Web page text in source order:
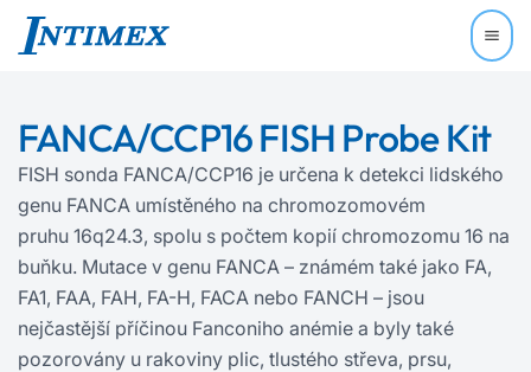
FANCA/CCP16 FISH Probe Kit
FISH sonda FANCA/CCP16 je určena k detekci lidského
genu FANCA umístěného na chromozomovém
pruhu 16q24.3, spolu s počtem kopií chromozomu 16 na
buňku. Mutace v genu FANCA – známém také jako FA,
FA1, FAA, FAH, FA‍-‍H, FACA nebo FANCH – jsou
nejčastější příčinou Fanconiho anémie a byly také
pozorovány u rakoviny plic, tlustého střeva, prsu,